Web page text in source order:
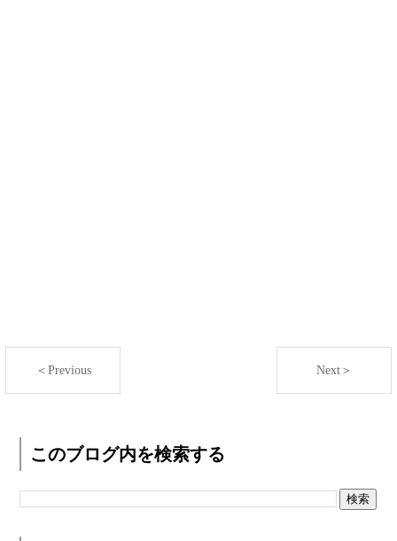
＜Previous Next＞
このブログ内を検索する